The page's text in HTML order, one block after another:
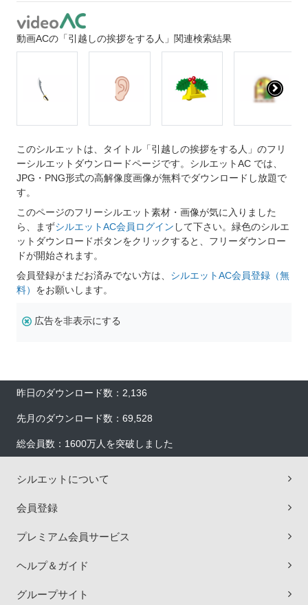
動画ACの「引越しの挨拶をする人」関連検索結果
このシルエットは、タイトル「引越しの挨拶をする人」のフリ
ーシルエットダウンロードページです。シルエットAC では、
JPG・PNG形式の高解像度画像が無料でダウンロードし放題で
す。
このページのフリーシルエット素材・画像が気に入りました
ら、まずシルエットAC会員ログイン して下さい。緑色のシルエ
ットダウンロードボタンをクリックすると、フリーダウンロー
ドが開始されます。
会員登録がまだお済みでない方は、 シルエットAC会員登録（無
料） をお願いします。
広告を非表示にする
昨日のダウンロード数：2,136
先月のダウンロード数：69,528
総会員数：1600万人を突破しました
シルエットについて
会員登録
プレミアム会員サービス
ヘルプ＆ガイド
グループサイト